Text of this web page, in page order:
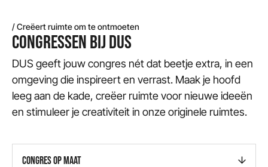
/ Creëert ruimte om te ontmoeten
CONGRESSEN BIJ DUS
DUS geeft jouw congres nét dat beetje extra, in een
omgeving die inspireert en verrast. Maak je hoofd
leeg aan de kade, creëer ruimte voor nieuwe ideeën
en stimuleer je creativiteit in onze originele ruimtes.
CONGRES OP MAAT